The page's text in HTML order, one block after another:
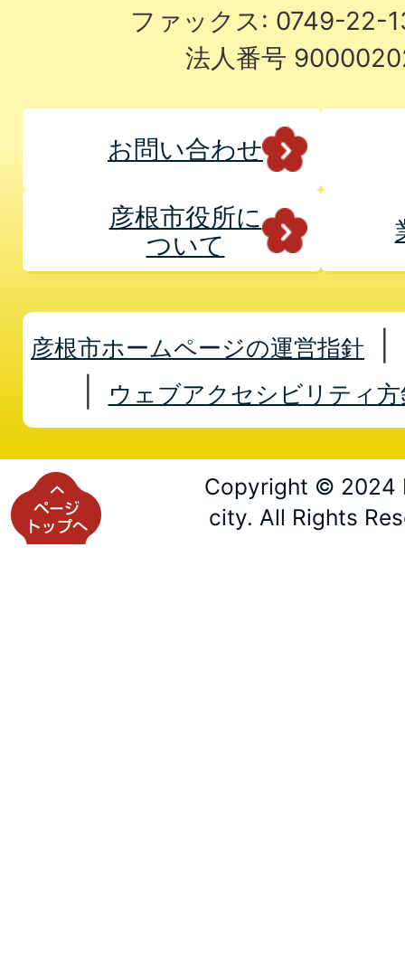
ファックス: 0749-22-
法人番号
お問い合わせ
彦根市役所に
ついて
彦根市ホームページの運営指針
ウェブアクセシビリティ方
Copyright © 2024
city. All Rights